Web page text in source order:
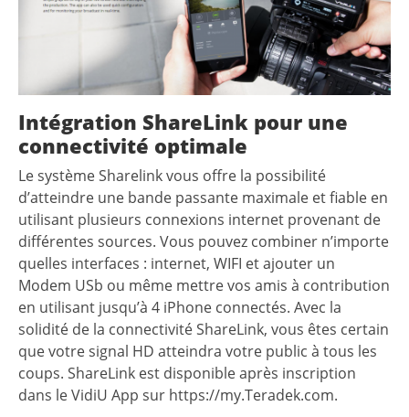
Intégration ShareLink pour une
connectivité optimale
Le système Sharelink vous offre la possibilité
d’atteindre une bande passante maximale et fiable en
utilisant plusieurs connexions internet provenant de
différentes sources. Vous pouvez combiner n’importe
quelles interfaces : internet, WIFI et ajouter un
Modem USb ou même mettre vos amis à contribution
en utilisant jusqu’à 4 iPhone connectés. Avec la
solidité de la connectivité ShareLink, vous êtes certain
que votre signal HD atteindra votre public à tous les
coups. ShareLink est disponible après inscription
dans le VidiU App sur https://my.Teradek.com.